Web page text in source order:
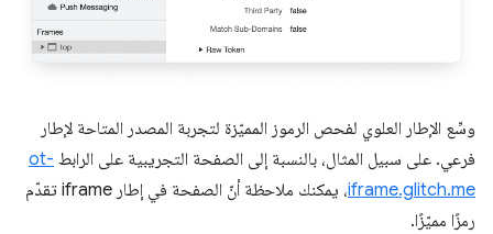
وسِّع الإطار العلوي لفحص الرموز المميّزة لتجربة المصدر المتاحة لإطار
فرعي. على سبيل المثال، بالنسبة إلى الصفحة التجريبية على الرابط ot-
iframe.glitch.me
، يمكنك ملاحظة أنّ الصفحة في إطار iframe تقدّم
رمزًا مميّزًا.